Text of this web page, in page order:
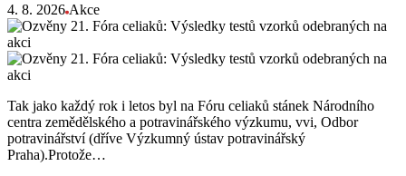
4. 8. 2026 Akce
Tak jako každý rok i letos byl na Fóru celiaků stánek Národního
centra zemědělského a potravinářského výzkumu, vvi, Odbor
potravinářství (dříve Výzkumný ústav potravinářský
Praha).Protože…